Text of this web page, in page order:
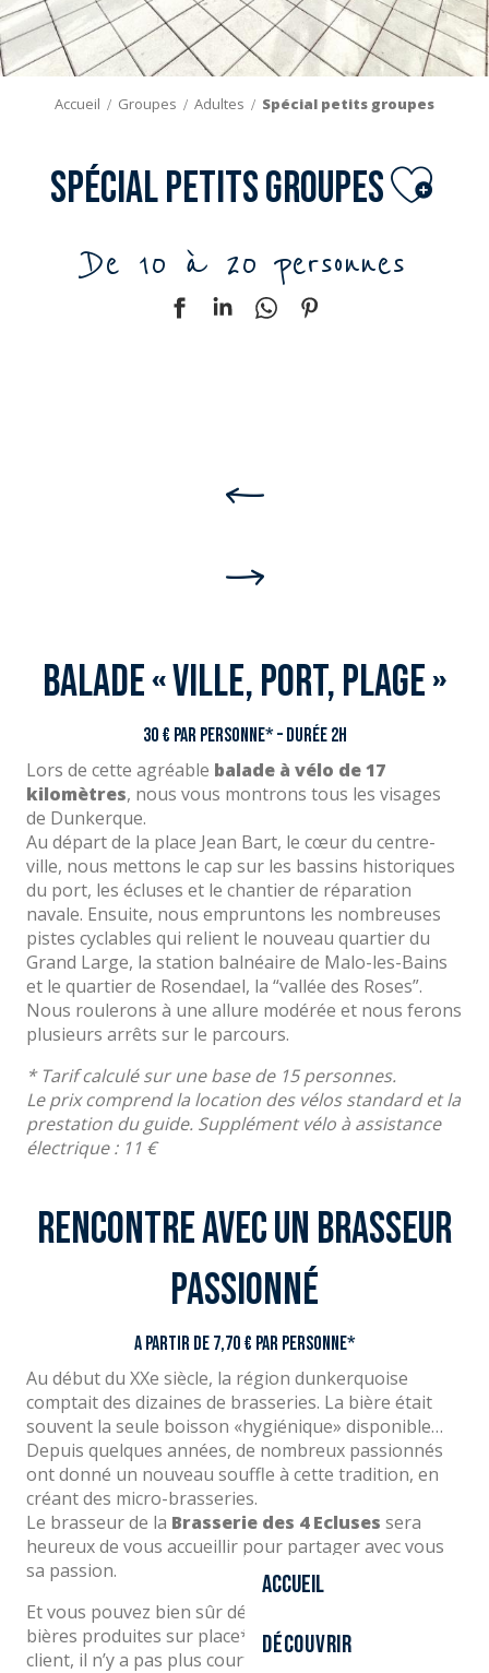
Accueil
Découvrir
Accueil Groupes Adultes Spécial petits groupes
Spécial petits groupes
De 10 à 20 personnes
Balade « Ville, port, plage »
30 € par personne* – Durée 2h
Lors de cette agréable balade à vélo de 17
kilomètres, nous vous montrons tous les visages
de Dunkerque.
Au départ de la place Jean Bart, le cœur du centre-
ville, nous mettons le cap sur les bassins historiques
du port, les écluses et le chantier de réparation
navale. Ensuite, nous empruntons les nombreuses
pistes cyclables qui relient le nouveau quartier du
Grand Large, la station balnéaire de Malo-les-Bains
et le quartier de Rosendael, la “vallée des Roses”.
Nous roulerons à une allure modérée et nous ferons
plusieurs arrêts sur le parcours.
* Tarif calculé sur une base de 15 personnes.
Le prix comprend la location des vélos standard et la
prestation du guide. Supplément vélo à assistance
électrique : 11 €
Rencontre avec un brasseur
passionné
A partir de 7,70 € par personne*
Au début du XXe siècle, la région dunkerquoise
comptait des dizaines de brasseries. La bière était
souvent la seule boisson «hygiénique» disponible…
Depuis quelques années, de nombreux passionnés
ont donné un nouveau souffle à cette tradition, en
créant des micro-brasseries.
Le brasseur de la Brasserie des 4 Ecluses sera
heureux de vous accueillir pour partager avec vous
sa passion.
Et vous pouvez bien sûr déguster et acheter les
bières produites sur place**. Du producteur au
client, il n’y a pas plus court comme circuit !